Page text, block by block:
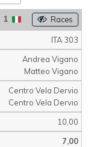
1 Races
ITA 303
Andrea Vigano
Matteo Vigano
Centro Vela Dervio
Centro Vela Dervio
10,00
7,00